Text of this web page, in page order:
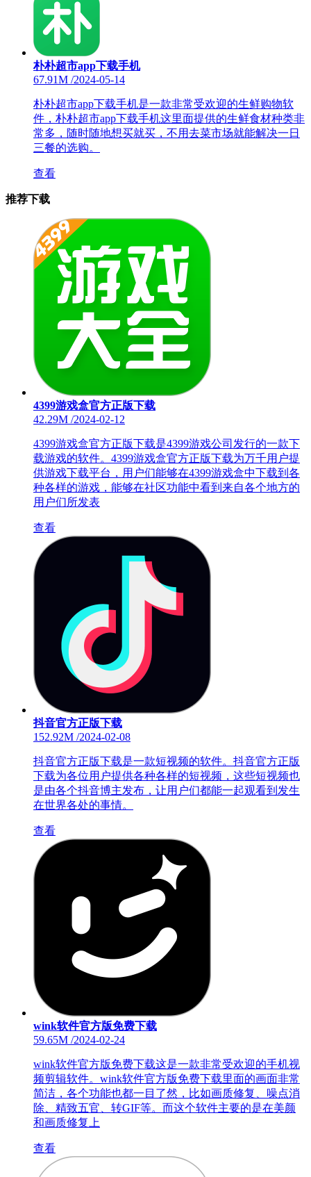
朴朴超市app下载手机
67.91M /2024-05-14
朴朴超市app下载手机是一款非常受欢迎的生鲜购物软
件，朴朴超市app下载手机这里面提供的生鲜食材种类非
常多，随时随地想买就买，不用去菜市场就能解决一日
三餐的选购。
查看
推荐下载
4399游戏盒官方正版下载
42.29M /2024-02-12
4399游戏盒官方正版下载是4399游戏公司发行的一款下
载游戏的软件。4399游戏盒官方正版下载为万千用户提
供游戏下载平台，用户们能够在4399游戏盒中下载到各
种各样的游戏，能够在社区功能中看到来自各个地方的
用户们所发表
查看
抖音官方正版下载
152.92M /2024-02-08
抖音官方正版下载是一款短视频的软件。抖音官方正版
下载为各位用户提供各种各样的短视频，这些短视频也
是由各个抖音博主发布，让用户们都能一起观看到发生
在世界各处的事情。
查看
wink软件官方版免费下载
59.65M /2024-02-24
wink软件官方版免费下载这是一款非常受欢迎的手机视
频剪辑软件。wink软件官方版免费下载里面的画面非常
简洁，各个功能也都一目了然，比如画质修复、噪点消
除、精致五官、转GIF等。而这个软件主要的是在美颜
和画质修复上
查看